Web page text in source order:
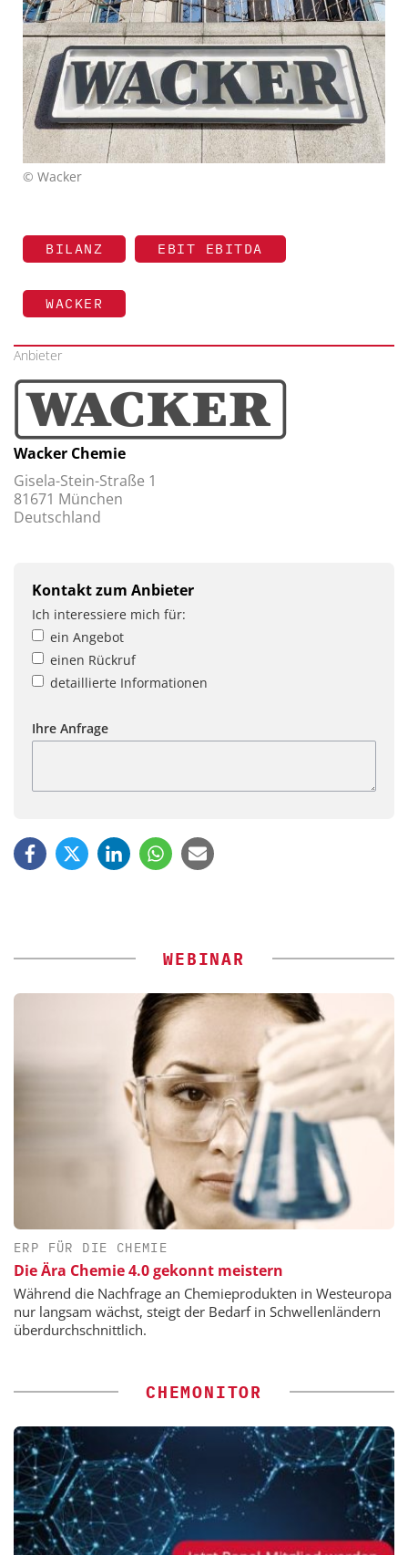
© Wacker
BILANZ EBIT EBITDA
WACKER
Anbieter
Wacker Chemie
Gisela-Stein-Straße 1
81671 München
Deutschland
Kontakt zum Anbieter
Ich interessiere mich für:
ein Angebot
einen Rückruf
detaillierte Informationen
Ihre Anfrage
WEBINAR
ERP FÜR DIE CHEMIE
Die Ära Chemie 4.0 gekonnt meistern
Während die Nachfrage an Chemieprodukten in Westeuropa
nur langsam wächst, steigt der Bedarf in Schwellenländern
überdurchschnittlich.
CHEMONITOR